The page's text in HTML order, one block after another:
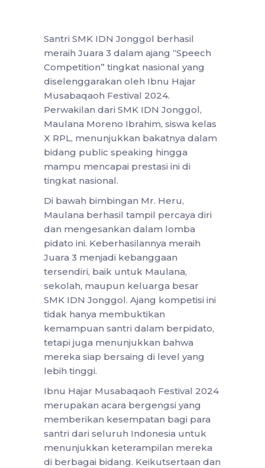
Santri SMK IDN Jonggol berhasil
meraih Juara 3 dalam ajang “Speech
Competition” tingkat nasional yang
diselenggarakan oleh Ibnu Hajar
Musabaqaoh Festival 2024.
Perwakilan dari SMK IDN Jonggol,
Maulana Moreno Ibrahim, siswa kelas
X RPL, menunjukkan bakatnya dalam
bidang public speaking hingga
mampu mencapai prestasi ini di
tingkat nasional.
Di bawah bimbingan Mr. Heru,
Maulana berhasil tampil percaya diri
dan mengesankan dalam lomba
pidato ini. Keberhasilannya meraih
Juara 3 menjadi kebanggaan
tersendiri, baik untuk Maulana,
sekolah, maupun keluarga besar
SMK IDN Jonggol. Ajang kompetisi ini
tidak hanya membuktikan
kemampuan santri dalam berpidato,
tetapi juga menunjukkan bahwa
mereka siap bersaing di level yang
lebih tinggi.
Ibnu Hajar Musabaqaoh Festival 2024
merupakan acara bergengsi yang
memberikan kesempatan bagi para
santri dari seluruh Indonesia untuk
menunjukkan keterampilan mereka
di berbagai bidang. Keikutsertaan dan